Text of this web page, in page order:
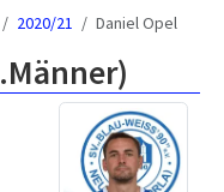
2020/21 Daniel Opel